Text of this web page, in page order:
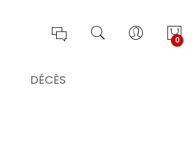
0
DÉCÈS